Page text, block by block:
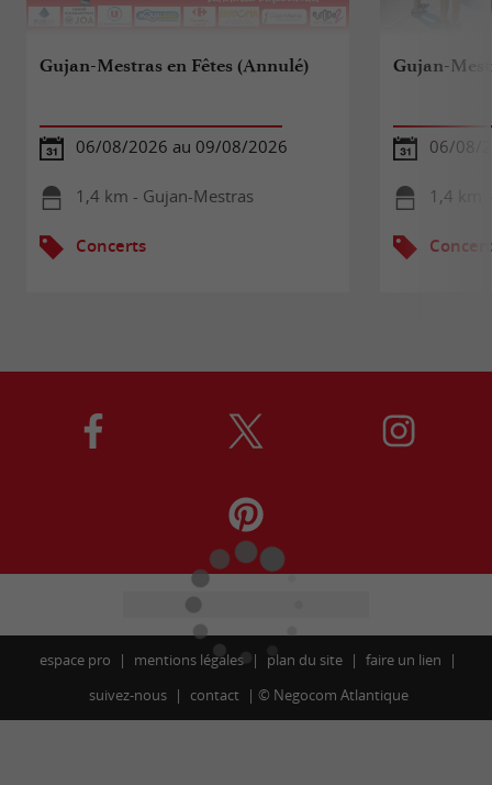
Gujan-Mestras en Fêtes (Annulé)
06/08/2026 au 09/08/2026
1,4 km - Gujan-Mestras
Concerts
Gujan-
06/08/
1,4 km
espace pro mentions légales plan du site
faire un lien
suivez-nous
contact © Negocom Atlantique